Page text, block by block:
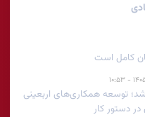
کامل است
شد؛ توسعه همکاری‌های اربعینی
دستور کار